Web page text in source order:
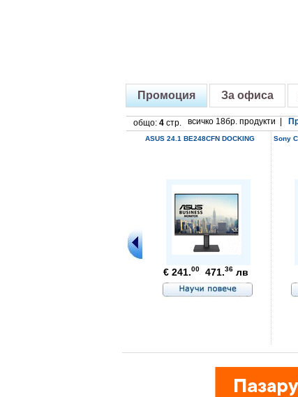
Промоция За офиса
общо: 4стр. всичко 18бр. продукти |
ASUS 24.1 BE248CFN DOCKING
€ 241.00 471.36 лв
Sony